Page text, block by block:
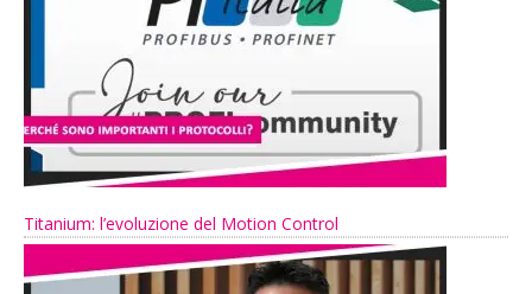
Titanium: l’evoluzione del Motion Control